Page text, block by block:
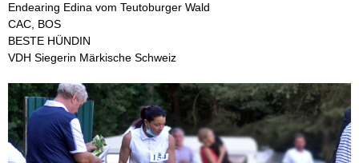
w
e
l
p
e
Endearing Edina vom Teutoburger Wald
CAC, BOS
BESTE HÜNDIN
VDH Siegerin Märkische Schweiz